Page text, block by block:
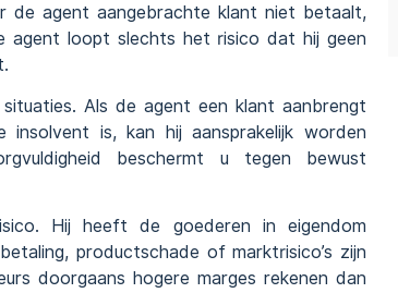
de agent aangebrachte klant niet betaalt,
loopt slechts het risico dat hij geen
Als de agent een klant aanbrengt
is, kan hij aansprakelijk worden
beschermt u tegen bewust
Hij heeft de goederen in eigendom
productschade of marktrisico’s zijn
doorgaans hogere marges rekenen dan